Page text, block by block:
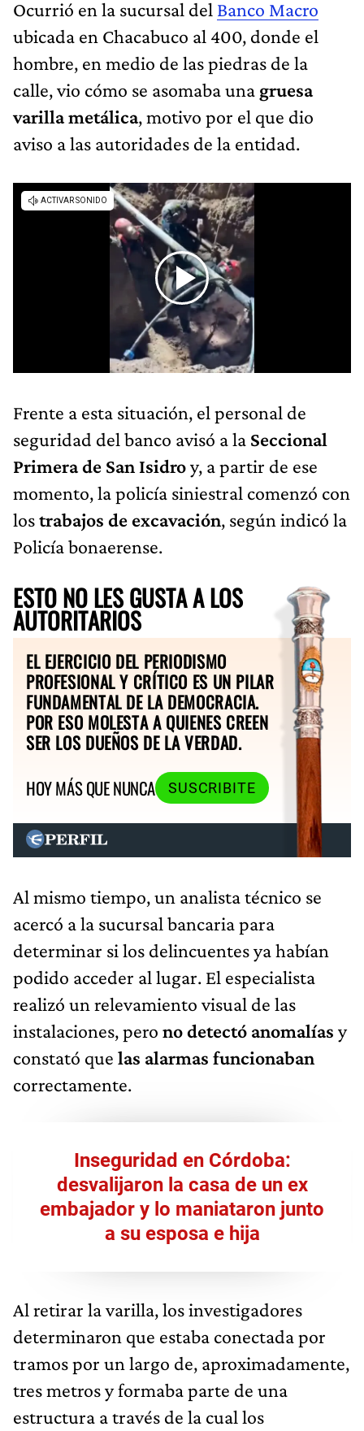
Ocurrió en la sucursal del Banco Macro
ubicada en Chacabuco al 400, donde el
hombre, en medio de las piedras de la
calle, vio cómo se asomaba una gruesa
varilla metálica, motivo por el que dio
aviso a las autoridades de la entidad.
Frente a esta situación, el personal de
seguridad del banco avisó a la Seccional
Primera de San Isidroy, a partir de ese
momento, la policía siniestral comenzó con
lostrabajos de excavación, según indicó la
Policía bonaerense.
ESTO NO LES GUSTA A LOS
AUTORITARIOS
EL EJERCICIO DEL PERIODISMO
PROFESIONAL Y CRÍTICO ES UN PILAR
FUNDAMENTAL DE LA DEMOCRACIA.
POR ESO MOLESTA A QUIENES CREEN
SER LOS DUEÑOS DE LA VERDAD.
HOY MÁS QUE NUNCA
SUSCRIBITE
Al mismo tiempo, un analista técnico se
acercó a la sucursal bancaria para
determinar si los delincuentes ya habían
podido acceder al lugar. El especialista
realizó un relevamiento visual de las
instalaciones, pero no detectó anomalías y
constató que las alarmas funcionaban
correctamente.
Inseguridad en Córdoba:
desvalijaron la casa de un ex
embajador y lo maniataron junto
a su esposa e hija
Al retirar la varilla, los investigadores
determinaron que estaba conectada por
tramos por un largo de, aproximadamente,
tres metros y formaba parte de una
estructura a través de la cual los